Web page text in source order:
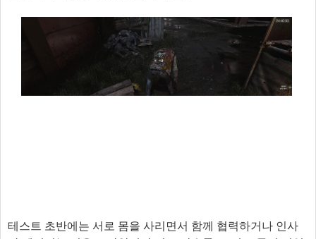
테스트 초반에는 서로 몸을 사리면서 함께 협력하거나 인사